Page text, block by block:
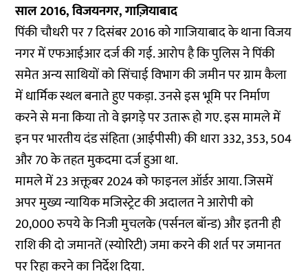
साल 2016, विजयनगर, गाज़ियाबाद
पिंकी चौधरी पर 7 दिसंबर 2016 को गाजियाबाद के थाना विजय
नगर में एफआईआर दर्ज की गई. आरोप है कि पुलिस ने पिंकी
समेत अन्य साथियों को सिंचाई विभाग की जमीन पर ग्राम कैला
में धार्मिक स्थल बनाते हुए पकड़ा. उनसे इस भूमि पर निर्माण
करने से मना किया तो वे झगड़े पर उतारू हो गए. इस मामले में
इन पर भारतीय दंड संहिता (आईपीसी) की धारा 332, 353, 504
और 70 के तहत मुकदमा दर्ज हुआ था.
मामले में 23 अक्तूबर 2024 को फाइनल ऑर्डर आया. जिसमें
अपर मुख्य न्यायिक मजिस्ट्रेट की अदालत ने आरोपी को
20,000 रुपये के निजी मुचलके (पर्सनल बॉन्ड) और इतनी ही
राशि की दो जमानतें (स्योरिटी) जमा करने की शर्त पर जमानत
पर रिहा करने का निर्देश दिया.